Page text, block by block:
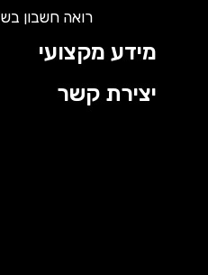
רואה חשבון בשדרות
מידע מקצועי
יצירת קשר